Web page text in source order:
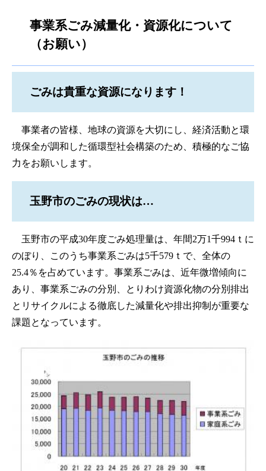
事業系ごみ減量化・資源化について
（お願い）
ごみは貴重な資源になります！
事業者の皆様、地球の資源を大切にし、経済活動と環
境保全が調和した循環型社会構築のため、積極的なご協
力をお願いします。
玉野市のごみの現状は…
玉野市の平成30年度ごみ処理量は、年間2万1千994ｔに
のぼり、このうち事業系ごみは5千579ｔで、全体の
25.4％を占めています。事業系ごみは、近年微増傾向に
あり、事業系ごみの分別、とりわけ資源化物の分別排出
とリサイクルによる徹底した減量化や排出抑制が重要な
課題となっています。